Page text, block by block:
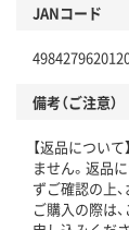
JANコード
備考（ご注意）
【返品につい
ません。返品
ずご確認の上
ご購入の際は